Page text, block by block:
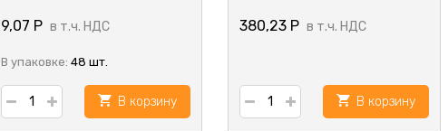
9,07 Р в т.ч. НДС
В упаковке: 48 шт.
В корзину
380,23 Р в т.ч. НДС
В корзину